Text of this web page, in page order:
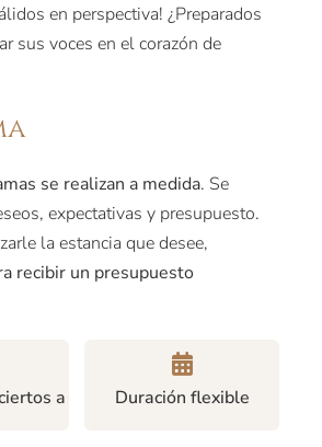
en perspectiva! ¿Preparados
sus voces en el corazón de
se realizan a medida. Se
expectativas y presupuesto.
la estancia que desee,
recibir un presupuesto
a
Duración flexible